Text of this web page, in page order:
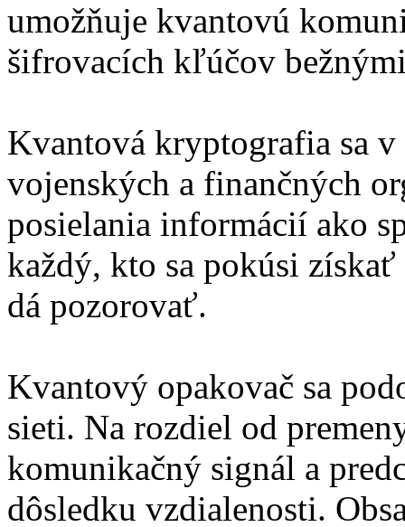
umožňuje kvantovú
šifrovacích kľúčov
Kvantová kryptografia sa v
vojenských a finančných
posielania informácií ako
každý, kto sa pokúsi
dá pozorovať.
Kvantový opakovač sa
sieti. Na rozdiel od
komunikačný signál a
dôsledku vzdialenosti.